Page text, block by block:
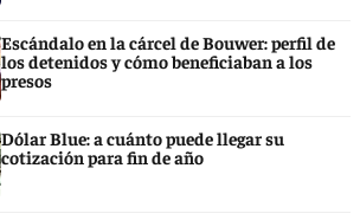
Escándalo en la cárcel de Bouwer: perfil de
los detenidos y cómo beneficiaban a los
presos
Dólar Blue: a cuánto puede llegar su
cotización para fin de año